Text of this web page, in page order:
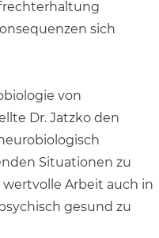
sich
von
Dr. Jatzko den
Situationen zu
wertvolle Arbeit auch in
gesund zu